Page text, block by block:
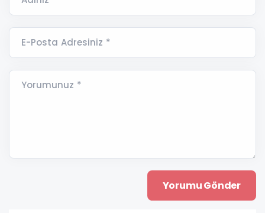
E-Posta Adresiniz *
Yorumunuz *